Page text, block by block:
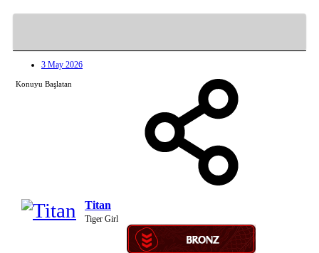
3 May 2026
Konuyu Başlatan
Titan
Tiger Girl